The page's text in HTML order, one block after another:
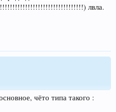
лвла.
чёто типа такого :